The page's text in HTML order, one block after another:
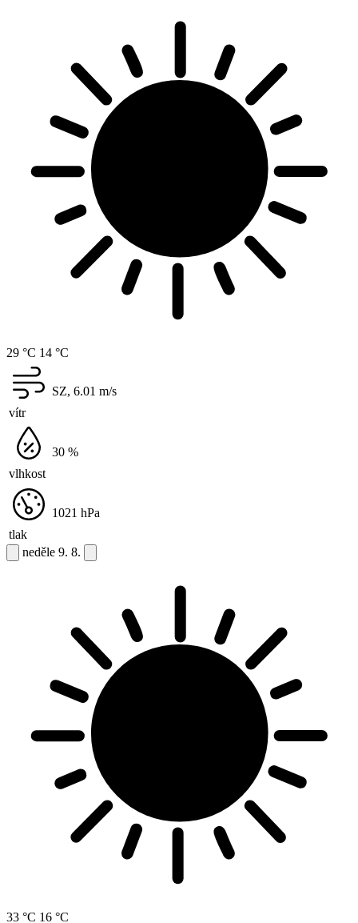
29 °C 14 °C
vítr
SZ, 6.01 m/s
vlhkost
30 %
tlak
1021 hPa
neděle 9. 8.
33 °C 16 °C